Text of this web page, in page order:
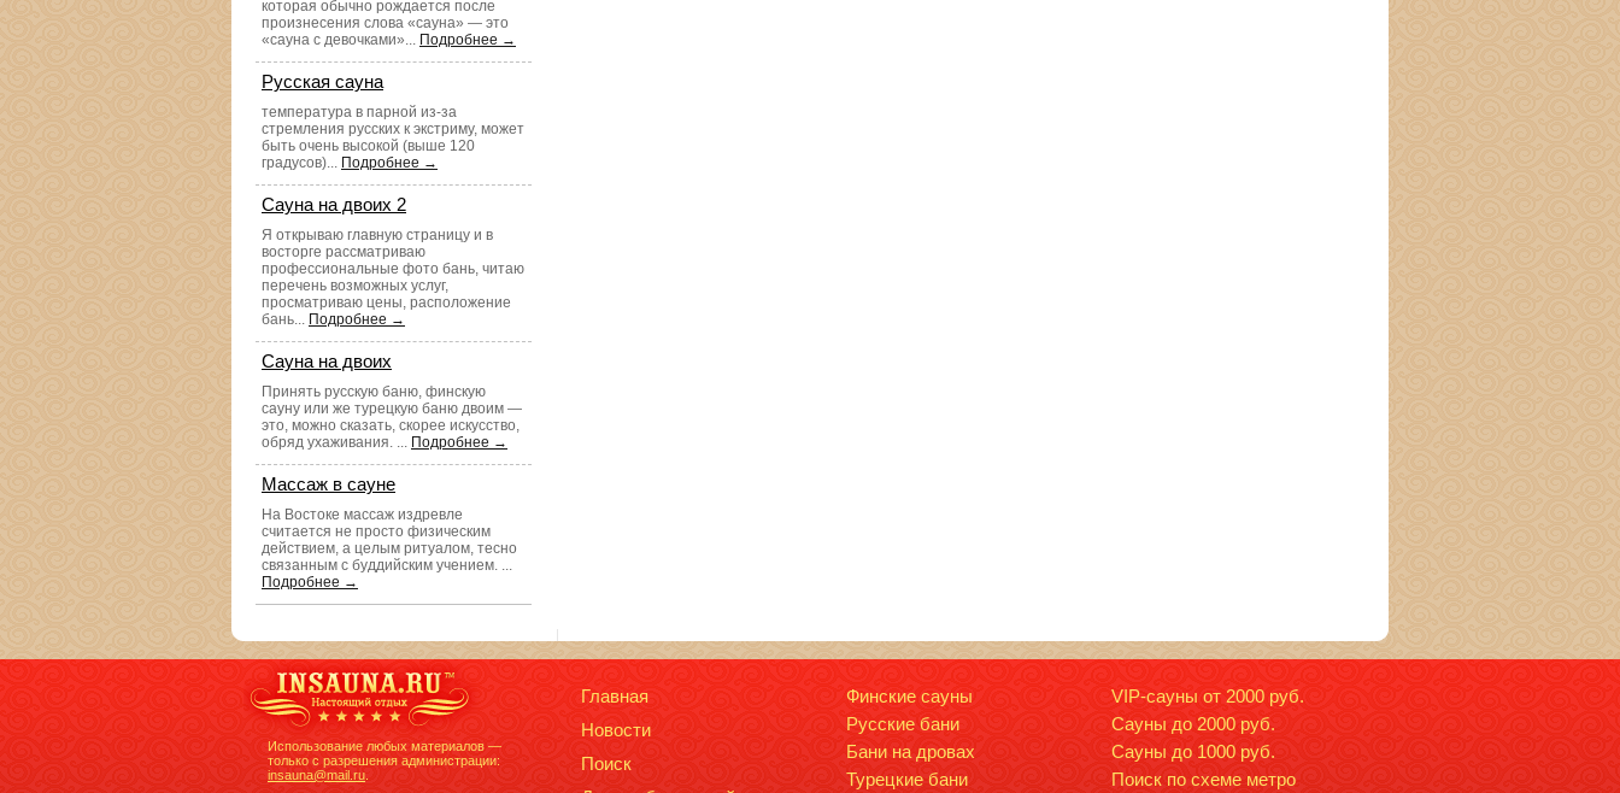
которая обычно рождается после
произнесения слова «сауна» — это
«сауна с девочками»... Подробнее →
Русская сауна
температура в парной из-за
стремления русских к экстриму, может
быть очень высокой (выше 120
градусов)... Подробнее →
Сауна на двоих 2
Я открываю главную страницу и в
восторге рассматриваю
профессиональные фото бань, читаю
перечень возможных услуг,
просматриваю цены, расположение
бань... Подробнее →
Сауна на двоих
Принять русскую баню, финскую
сауну или же турецкую баню двоим —
это, можно сказать, скорее искусство,
обряд ухаживания. ... Подробнее →
Массаж в сауне
На Востоке массаж издревле
считается не просто физическим
действием, а целым ритуалом, тесно
связанным с буддийским учением. ...
Подробнее →
Использование любых материалов —
только с разрешения администрации:
insauna@mail.ru
Главная
Новости
Поиск
Финские сауны
Русские бани
Бани на дровах
Турецкие бани
VIP-сауны от 2000 руб.
Сауны до 2000 руб.
Сауны до 1000 руб.
Поиск по схеме метро